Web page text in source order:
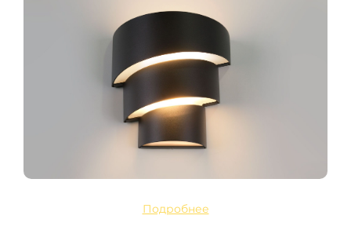
Подробнее